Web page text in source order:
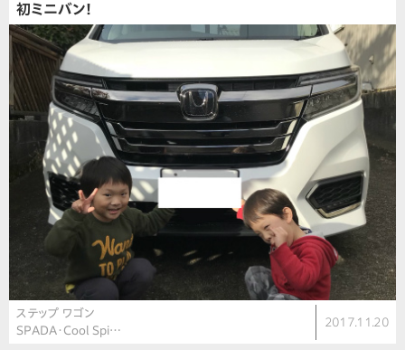
初ミニバン！
ステップ ワゴン
SPADA・Cool Spi…
2017.11.20